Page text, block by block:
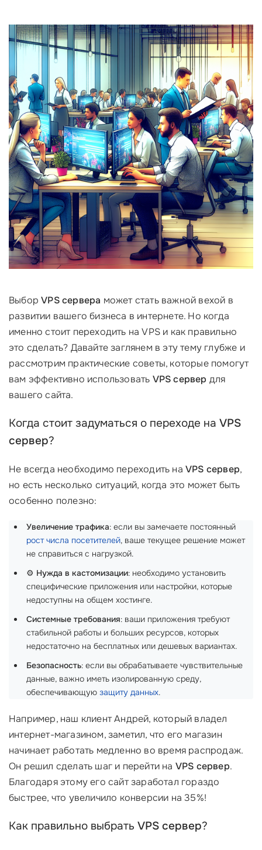
ВыборVPS сервера может стать важной вехой в
развитии вашего бизнеса в интернете. Но когда
именно стоит переходить на VPS и как правильно
это сделать? Давайте заглянем в эту тему глубже и
рассмотрим практические советы, которые помогут
вам эффективно использовать VPS сервер для
вашего сайта.
Когда стоит задуматься о переходе на VPS
сервер?
Не всегда необходимо переходить наVPS сервер,
но есть несколько ситуаций, когда это может быть
особенно полезно:
Увеличение трафика: если вы замечаете постоянный
рост числа посетителей, ваше текущее решение может
не справиться с нагрузкой.
⚙️ Нужда в кастомизации: необходимо установить
специфические приложения или настройки, которые
недоступны на общем хостинге.
Системные требования: ваши приложения требуют
стабильной работы и больших ресурсов, которых
недостаточно на бесплатных или дешевых вариантах.
Безопасность: если вы обрабатываете чувствительные
данные, важно иметь изолированную среду,
обеспечивающую защиту данных.
Например, наш клиент Андрей, который владел
интернет-магазином, заметил, что его магазин
начинает работать медленно во время распродаж.
Он решил сделать шаг и перейти на VPS сервер.
Благодаря этому его сайт заработал гораздо
быстрее, что увеличило конверсии на 35%!
Как правильно выбрать VPS сервер?